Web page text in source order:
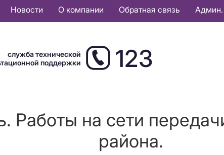
Новости О компании Обратная связь Админ.
служба технической
поддержки
123
Работы на сети
района.